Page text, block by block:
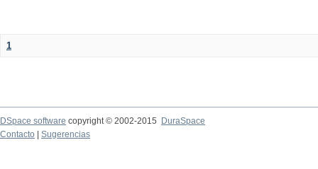
1
DSpace software copyright © 2002-2015
DuraSpace
Contacto
Sugerencias